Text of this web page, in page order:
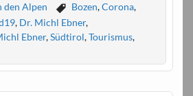
den Alpen Bozen,Corona,
, Dr. Michl Ebner,
Ebner,Südtirol,Tourismus,